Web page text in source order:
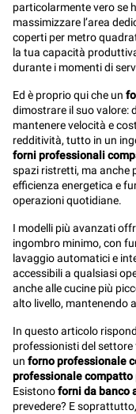
particolarmente vero se
massimizzare l’area
coperti per metro
la tua capacità
durante i momenti di
Ed è proprio qui che un
dimostrare il suo valore:
mantenere velocità e
redditività, tutto in un
forni professionali
spazi ristretti, ma anche
efficienza energetica e
operazioni quotidiane.
I modelli più avanzati
ingombro minimo, con
lavaggio automatici e
accessibili a qualsiasi
anche alle cucine più
alto livello, mantenendo
In questo articolo
professionisti del
un forno professionale
professionale compatto
Esistonoforni da banco
prevedere? E